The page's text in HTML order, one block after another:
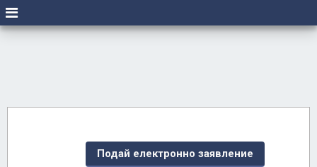
Подай електронно заявление